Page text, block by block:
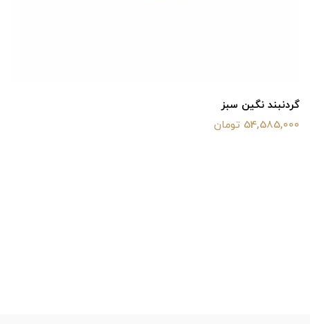
گردنبند نگین سبز
54,585,000 تومان